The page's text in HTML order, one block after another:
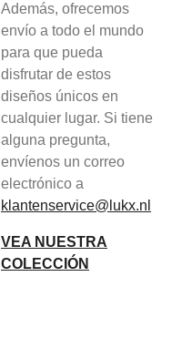
Además, ofrecemos
envío a todo el mundo
para que pueda
disfrutar de estos
diseños únicos en
cualquier lugar. Si tiene
alguna pregunta,
envíenos un correo
electrónico a
klantenservice@lukx.nl
VEA NUESTRA
COLECCIÓN